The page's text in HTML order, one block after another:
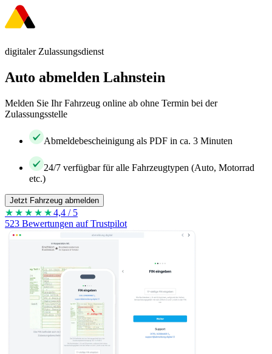
digitaler Zulassungsdienst
Auto abmelden Lahnstein
Melden Sie Ihr Fahrzeug online ab ohne Termin bei der
Zulassungsstelle
Abmeldebescheinigung als PDF in ca. 3 Minuten
24/7 verfügbar für alle Fahrzeugtypen (Auto, Motorrad
etc.)
Jetzt Fahrzeug abmelden
★★★★ ★4,4 / 5
523 Bewertungen auf Trustpilot